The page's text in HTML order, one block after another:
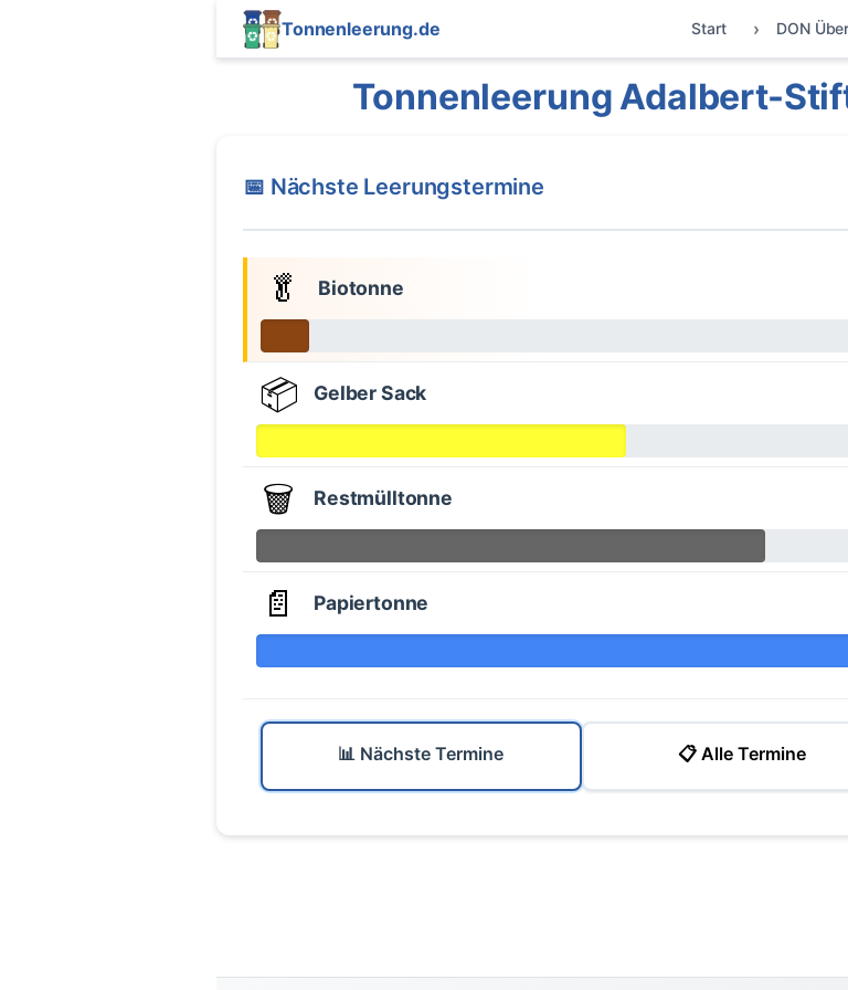
Tonnenleerung.de Start DON
Tonnenleerung Adalbert-
📅 Nächste Leerungstermine
🥬 Biotonne
📦 Gelber Sack
🗑️ Restmülltonne
📄 Papiertonne
📊 Nächste Termine 📋 Alle Termine